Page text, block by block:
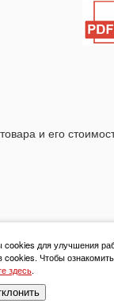
и его
для улучшения
cookies. Чтобы
здесь.